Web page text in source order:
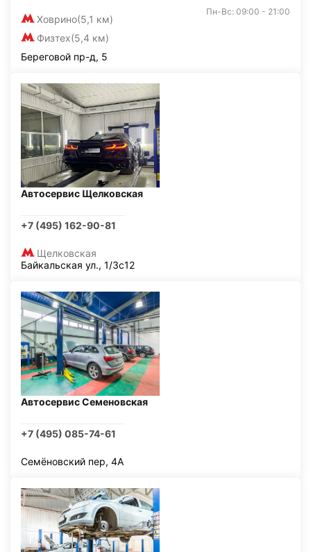
Ховрино(5,1 км)
Физтех(5,4 км)
Пн-Вс: 09:00 - 21:00
Береговой пр-д, 5
Автосервис Щелковская
+7 (495) 162-90-81
Щелковская
Байкальская ул., 1/3с12
Автосервис Семеновская
+7 (495) 085-74-61
Семёновский пер, 4А